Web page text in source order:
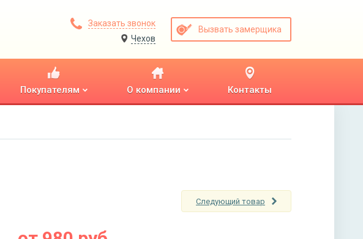
Заказать звонок
Чехов
Вызвать замерщика
Покупателям О компании Контакты
Следующий товар